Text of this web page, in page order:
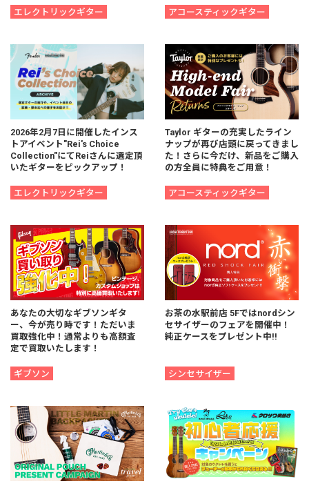
エレクトリックギター アコースティックギター
2026年2月7日に開催したインス
トアイベント"Rei's Choice
Collection"にてReiさんに選定頂
いたギターをピックアップ！
エレクトリックギター
Taylor ギターの充実したライン
ナップが再び店頭に戻ってきまし
た！さらに今だけ、新品をご購入
の方全員に特典をご用意！
アコースティックギター
あなたの大切なギブソンギタ
ー、今が売り時です！ただいま
買取強化中！通常よりも高額査
定で買取いたします！
ギブソン
お茶の水駅前店 5Fではnordシン
セサイザーのフェアを開催中！
純正ケースをプレゼント中!!
シンセサイザー